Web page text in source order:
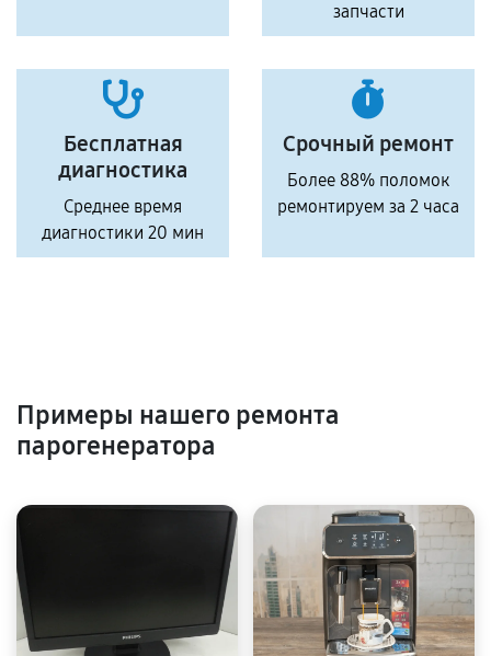
запчасти
Бесплатная
диагностика
Среднее время
диагностики 20 мин
Срочный ремонт
Более 88% поломок
ремонтируем за 2 часа
Примеры нашего ремонта
парогенератора